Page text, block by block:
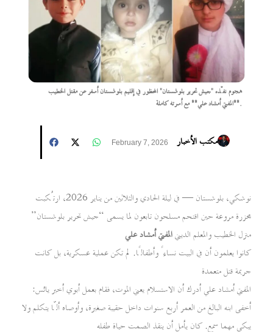
هجوم نفّذه "جيش تحرير بلوشستان" المحظور في إقليم بلوشستان أسفر عن مقتل الخطيب
**المفتي أمشاد علي** مع أسرته كاملة.
مكتب الأخبار February 7, 2026
نوشكي، بلوشستان — في ليلة الحادي والثلاثين من يناير 2026، ارتُكبت
مجزرة مروعة حين اقتحم مسلحون تابعون لما يسمى “جيش تحرير بلوشستان”
منزل الخطيب والمعلم الدينيالمفتي أمشاد علي
كانوا يعلمون أن في البيت نساءً وأطفالًا. لم تكن عملية عسكرية، بل كانت
جريمة قتل متعمدة
المفتي أمشاد علي أدرك أن الاستسلام يعني الموت، فقام بعمل أبوي أخير يائس:
أخفى ابنه البالغ من العمر أربع سنوات داخل حقيبة صغيرة، وأوصاه ألّا يتكلم ولا
يبكي مهما سمع. كان يأمل أن ينقذ الصمت حياة طفله